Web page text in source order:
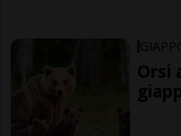
Orsi